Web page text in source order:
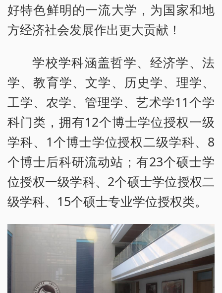
好特色鲜明的一流大学，为国家和地
方经济社会发展作出更大贡献！
学校学科涵盖哲学、经济学、法
学、教育学、文学、历史学、理学、
工学、农学、管理学、艺术学11个学
科门类，拥有12个博士学位授权一级
学科、1个博士学位授权二级学科、8
个博士后科研流动站；有23个硕士学
位授权一级学科、2个硕士学位授权二
级学科、15个硕士专业学位授权类。